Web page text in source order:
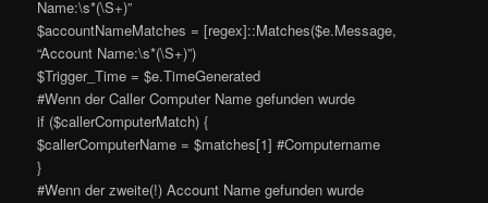
Name:\s*(\S+)”
$accountNameMatches = [regex]::Matches($e.Message,
“Account Name:\s*(\S+)”)
$Trigger_Time = $e.TimeGenerated
#Wenn der Caller Computer Name gefunden wurde
if ($callerComputerMatch) {
$callerComputerName = $matches[1] #Computername
}
#Wenn der zweite(!) Account Name gefunden wurde